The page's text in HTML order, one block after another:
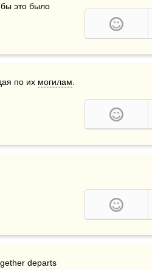
это было
по их могилам
departs